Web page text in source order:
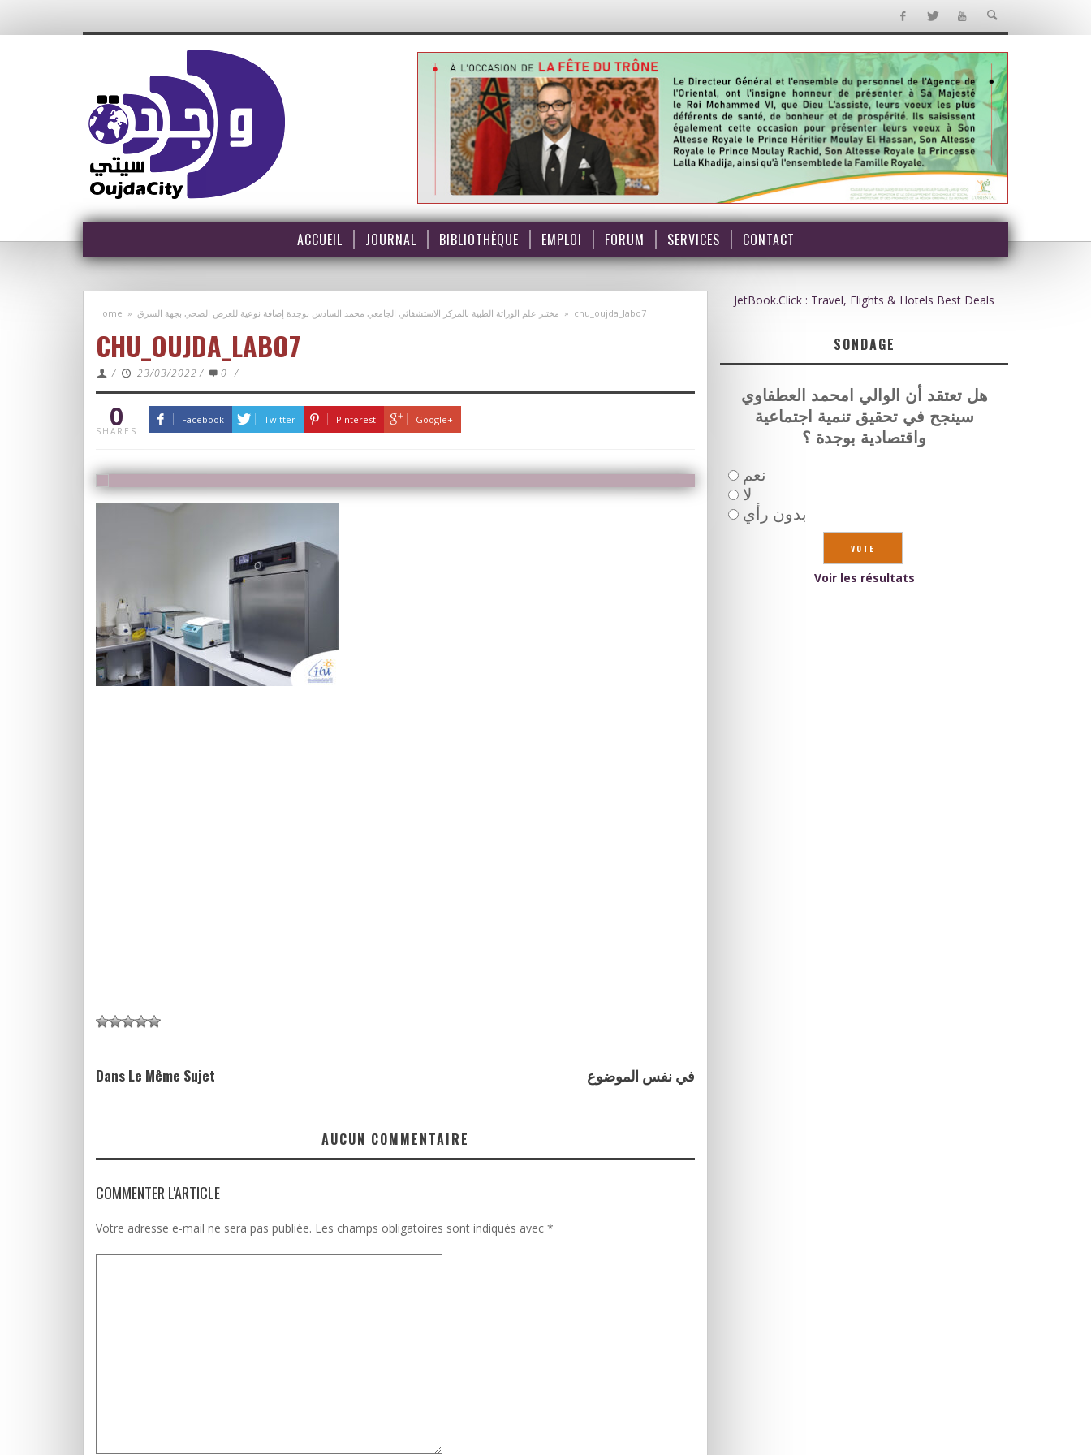
ACCUEIL JOURNAL BIBLIOTHÈQUE EMPLOI FORUM SERVICES CONTACT
Home » مختبر علم الوراثة الطبية بالمركز الاستشفائي الجامعي محمد السادس بوجدة إضافة نوعية للعرض الصحي بجهة الشرق » chu_oujda_labo7
CHU_OUJDA_LABO7
/ 23/03/2022 / 0 /
0
SHARES
Facebook Twitter Pinterest Google+
Dans Le Même Sujet في نفس الموضوع
AUCUN COMMENTAIRE
COMMENTER L'ARTICLE
Votre adresse e-mail ne sera pas publiée. Les champs obligatoires sont indiqués avec *
JetBook.Click : Travel, Flights & Hotels Best Deals
SONDAGE
هل تعتقد أن الوالي امحمد العطفاوي
سينجح في تحقيق تنمية اجتماعية
واقتصادية بوجدة ؟
نعم
لا
بدون رأي
Voir les résultats